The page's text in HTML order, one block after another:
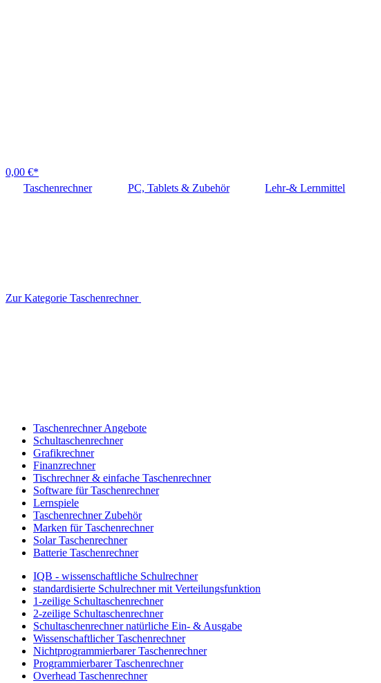
0,00 €*
Taschenrechner
PC, Tablets & Zubehör Lehr-& Lernmittel
Zur Kategorie Taschenrechner
Taschenrechner Angebote
Schultaschenrechner
Grafikrechner
Finanzrechner
Tischrechner & einfache Taschenrechner
Software für Taschenrechner
Lernspiele
Taschenrechner Zubehör
Marken für Taschenrechner
Solar Taschenrechner
Batterie Taschenrechner
IQB - wissenschaftliche Schulrechner
standardisierte Schulrechner mit Verteilungsfunktion
1-zeilige Schultaschenrechner
2-zeilige Schultaschenrechner
Schultaschenrechner natürliche Ein- & Ausgabe
Wissenschaftlicher Taschenrechner
Nichtprogrammierbarer Taschenrechner
Programmierbarer Taschenrechner
Overhead Taschenrechner